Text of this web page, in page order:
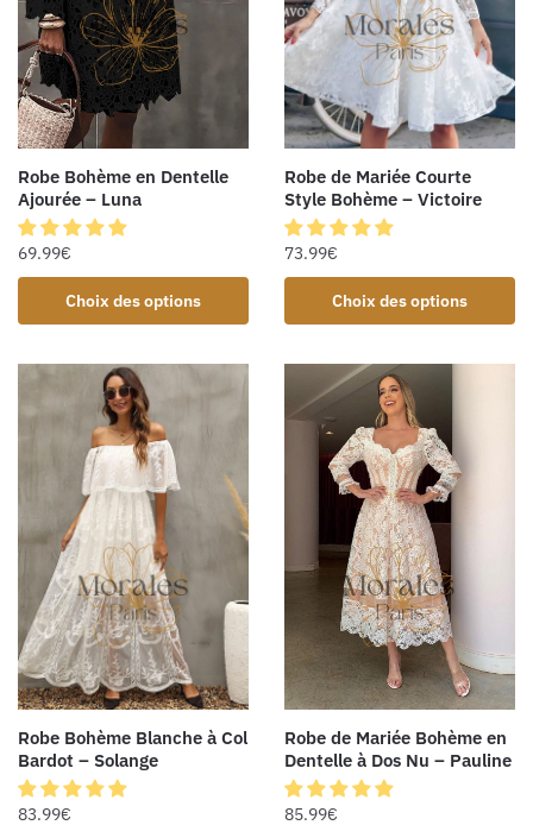
Robe Bohème en Dentelle
Ajourée – Luna
69.99€
Choix des options
Robe de Mariée Courte
Style Bohème – Victoire
73.99€
Choix des options
Robe Bohème Blanche à Col
Bardot – Solange
83.99€
Robe de Mariée Bohème en
Dentelle à Dos Nu – Pauline
85.99€